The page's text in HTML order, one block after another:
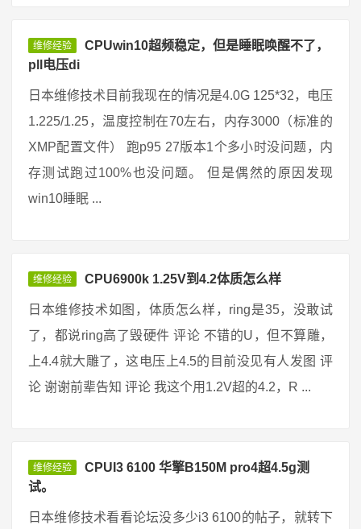
维修经验
CPUwin10超频稳定，但是睡眠唤醒不了，
pll电压di
日本维修技术目前我现在的情况是4.0G 125*32，电压
1.225/1.25，温度控制在70左右，内存3000（标准的
XMP配置文件） 跑p95 27版本1个多小时没问题，内
存测试跑过100%也没问题。 但是偶然的原因发现
win10睡眠 ...
维修经验 CPU6900k 1.25V到4.2体质怎么样
日本维修技术如图，体质怎么样，ring是35，没敢试
了，都说ring高了毁硬件 评论 不错的U，但不算雕，
上4.4就大雕了，这电压上4.5的目前没见有人发图 评
论 谢谢前辈告知 评论 我这个用1.2V超的4.2，R ...
维修经验
CPUI3 6100 华擎B150M pro4超4.5g测
试。
日本维修技术看看论坛没多少i3 6100的帖子，就转下